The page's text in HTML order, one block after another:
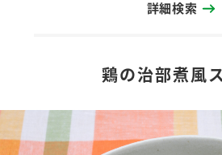
商品情報
詳細検索
鶏の治部煮風